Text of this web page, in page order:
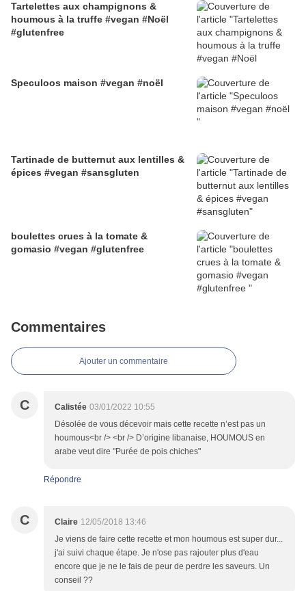
Tartelettes aux champignons &
houmous à la truffe #vegan #Noël
#glutenfree
Speculoos maison #vegan #noël
Tartinade de butternut aux lentilles &
épices #vegan #sansgluten
boulettes crues à la tomate &
gomasio #vegan #glutenfree
Commentaires
Ajouter un commentaire
C Calistée 03/01/2022 10:55
Désolée de vous décevoir mais cette recette n’est pas un
houmous<br /> <br /> D’origine libanaise, HOUMOUS en
arabe veut dire "Purée de pois chiches"
Répondre
C Claire 12/05/2018 13:46
Je viens de faire cette recette et mon houmous est super dur...
j'ai suivi chaque étape. Je n'ose pas rajouter plus d'eau
encore que je ne le fais de peur de perdre les saveurs. Un
conseil ??